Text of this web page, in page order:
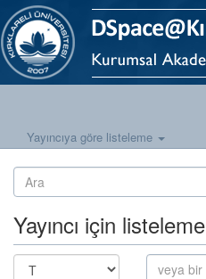
Yayıncıya göre listeleme
Yayıncı için listeleme